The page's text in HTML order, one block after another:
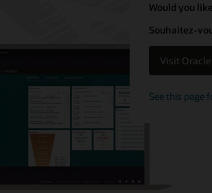
Would you
Souhaitez-
Visit
See this page